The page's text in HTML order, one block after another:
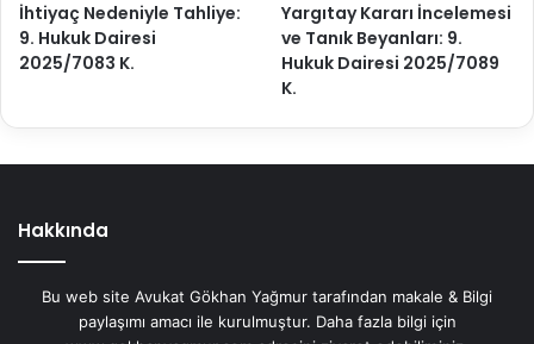
İhtiyaç Nedeniyle Tahliye:
9. Hukuk Dairesi
2025/7083 K.
Yargıtay Kararı İncelemesi
ve Tanık Beyanları: 9.
Hukuk Dairesi 2025/7089
K.
Hakkında
Bu web site Avukat Gökhan Yağmur tarafından makale & Bilgi
paylaşımı amacı ile kurulmuştur. Daha fazla bilgi için